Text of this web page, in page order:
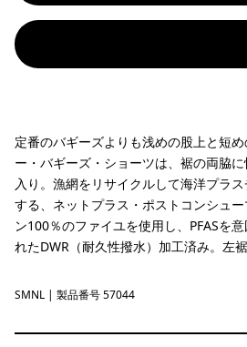
定番のバギーズよりも浅めの股上と短
ー・バギーズ・ショーツは、裾の両脇
入り。漁網をリサイクルして海洋プラ
する、ネットプラス・ポストコンシュ
ン100％のファイユを使用し、PFASを
れたDWR（耐久性撥水）加工済み。左
Small Sunshine: Natural
SMNL | 製品番号 57044